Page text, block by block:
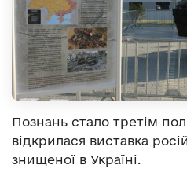
Познань стало третім
відкрилася виставка
знищеної в Україні.